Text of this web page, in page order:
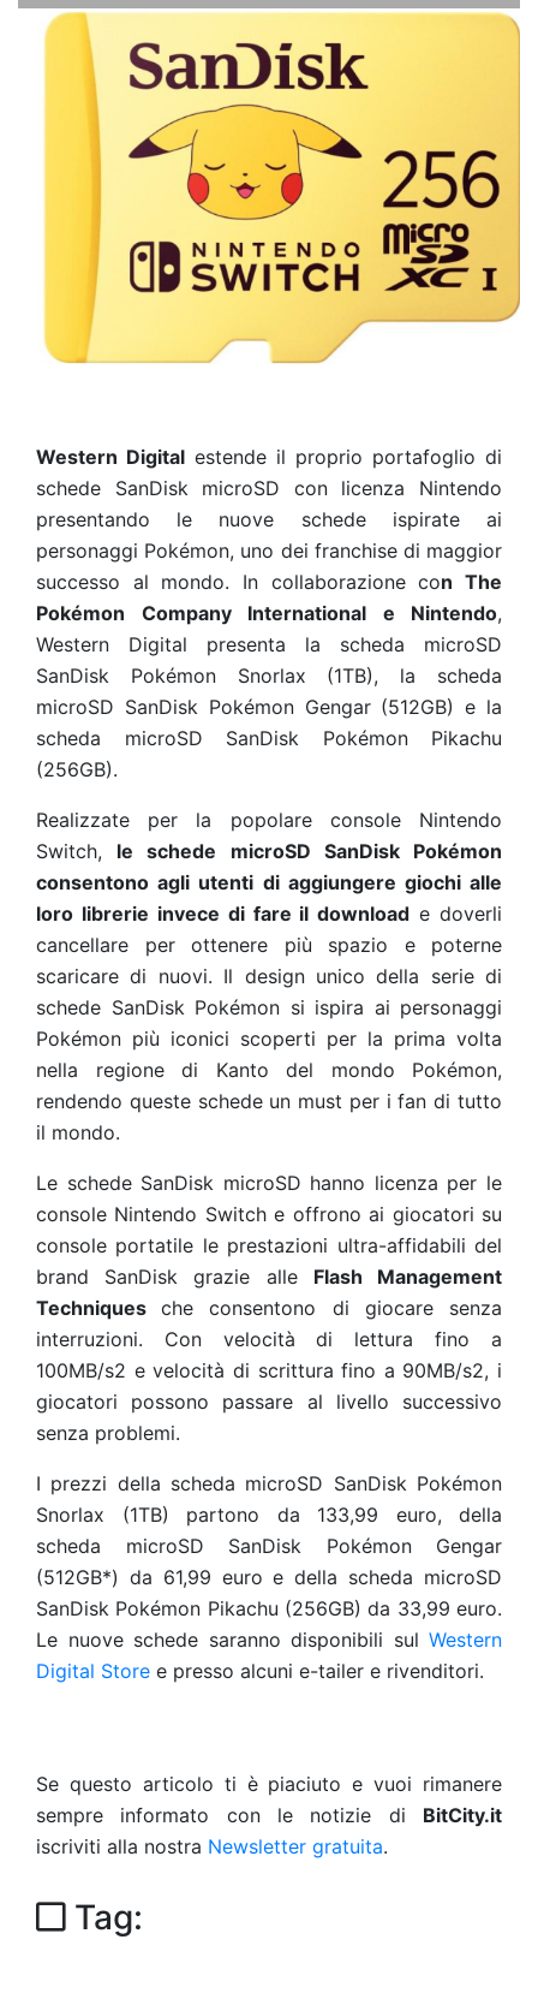
Western Digital estende il proprio portafoglio di
schede SanDisk microSD con licenza Nintendo
presentando le nuove schede ispirate ai
personaggi Pokémon, uno dei franchise di maggior
successo al mondo. In collaborazione con The
Pokémon Company International e Nintendo,
Western Digital presenta la scheda microSD
SanDisk Pokémon Snorlax (1TB), la scheda
microSD SanDisk Pokémon Gengar (512GB) e la
scheda microSD SanDisk Pokémon Pikachu
(256GB).
Realizzate per la popolare console Nintendo
Switch, le schede microSD SanDisk Pokémon
consentono agli utenti di aggiungere giochi alle
loro librerie invece di fare il download e doverli
cancellare per ottenere più spazio e poterne
scaricare di nuovi. Il design unico della serie di
schede SanDisk Pokémon si ispira ai personaggi
Pokémon più iconici scoperti per la prima volta
nella regione di Kanto del mondo Pokémon,
rendendo queste schede un must per i fan di tutto
il mondo.
Le schede SanDisk microSD hanno licenza per le
console Nintendo Switch e offrono ai giocatori su
console portatile le prestazioni ultra-affidabili del
brand SanDisk grazie alle Flash Management
Techniques
che consentono di giocare senza
interruzioni. Con velocità di lettura fino a
100MB/s2 e velocità di scrittura fino a 90MB/s2, i
giocatori possono passare al livello successivo
senza problemi.
I prezzi della scheda microSD SanDisk Pokémon
Snorlax (1TB) partono da 133,99 euro, della
scheda microSD SanDisk Pokémon Gengar
(512GB*) da 61,99 euro e della scheda microSD
SanDisk Pokémon Pikachu (256GB) da 33,99 euro.
Le nuove schede saranno disponibili sul Western
Digital Store e presso alcuni e-tailer e rivenditori.
Se questo articolo ti è piaciuto e vuoi rimanere
sempre informato con le notizie di BitCity.it
iscriviti alla nostra Newsletter gratuita.
Tag: